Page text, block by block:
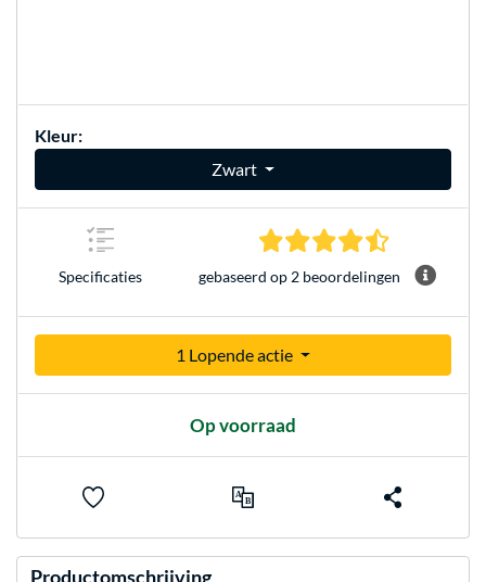
Kleur:
Zwart
Specificaties
4.5 sterren
gebaseerd op 2 beoordelingen
1 Lopende actie
Op voorraad
Productomschrijving